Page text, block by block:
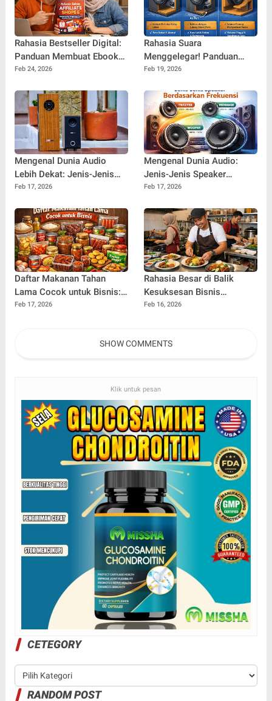
Rahasia Bestseller Digital:
Panduan Membuat Ebook
yang Layak Jual dan Siap
Feb 24, 2026
Rahasia Suara
Menggelegar! Panduan
Lengkap Jenis-Jenis
Wajib Anda Tahu
Feb 19, 2026
Mengenal Dunia Audio
Lebih Dekat: Jenis-Jenis
Speaker Berdasarkan
Tahu
Feb 17, 2026
Mengenal Dunia Audio:
Jenis-Jenis Speaker
Berdasarkan Frekuensi dan
Feb 17, 2026
Daftar Makanan Tahan
Lama Cocok untuk Bisnis:
Ide Cerdas untuk Usaha
Feb 17, 2026
Rahasia Besar di Balik
Kesuksesan Bisnis
Makanan: Cara
Berkelanjutan
Feb 16, 2026
SHOW COMMENTS
Klik untuk pesan
CETEGORY
RANDOM POST